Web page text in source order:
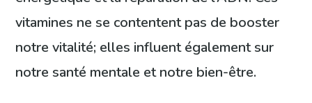
vitamines ne se contentent pas de booster
notre vitalité; elles influent également sur
notre santé mentale et notre bien-être.